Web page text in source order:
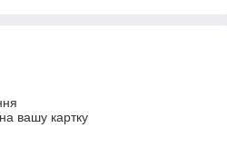
вашу картку